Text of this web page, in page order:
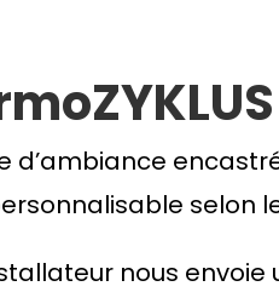
d’ambiance
selon
nous envoie